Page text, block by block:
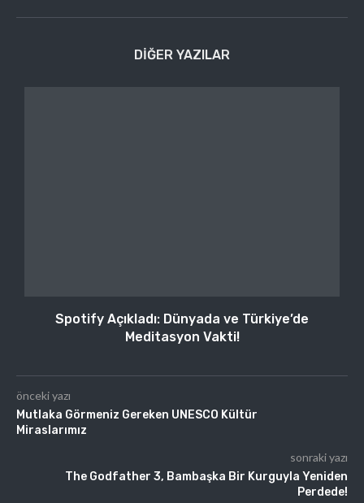
DIĞER YAZILAR
Spotify Açıkladı: Dünyada ve Türkiye’de
Meditasyon Vakti!
önceki yazı
Mutlaka Görmeniz Gereken UNESCO Kültür
Miraslarımız
sonraki yazı
The Godfather 3, Bambaşka Bir Kurguyla Yeniden
Perdede!